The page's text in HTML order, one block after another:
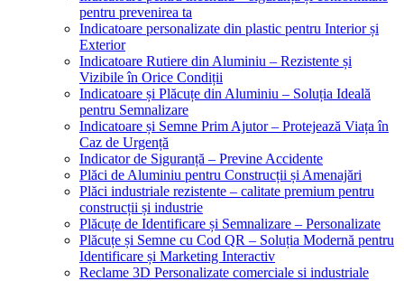
pentru prevenirea ta
Indicatoare personalizate din plastic pentru Interior și
Exterior
Indicatoare Rutiere din Aluminiu – Rezistente și
Vizibile în Orice Condiții
Indicatoare și Plăcuțe din Aluminiu – Soluția Ideală
pentru Semnalizare
Indicatoare și Semne Prim Ajutor – Protejează Viața în
Caz de Urgență
Indicator de Siguranță – Previne Accidente
Plăci de Aluminiu pentru Construcții și Amenajări
Plăci industriale rezistente – calitate premium pentru
construcții și industrie
Plăcuțe de Identificare și Semnalizare – Personalizate
Plăcuțe și Semne cu Cod QR – Soluția Modernă pentru
Identificare și Marketing Interactiv
Reclame 3D Personalizate comerciale si industriale